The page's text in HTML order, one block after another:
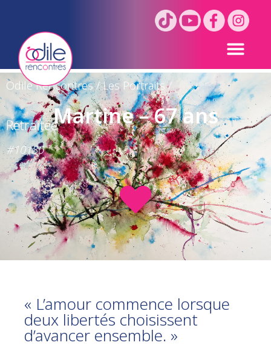
Odile Rencontres/Les Portraits/
Martine – 67 ans
Retraitée
#10180
« L’amour commence lorsque
deux libertés choisissent
d’avancer ensemble. »